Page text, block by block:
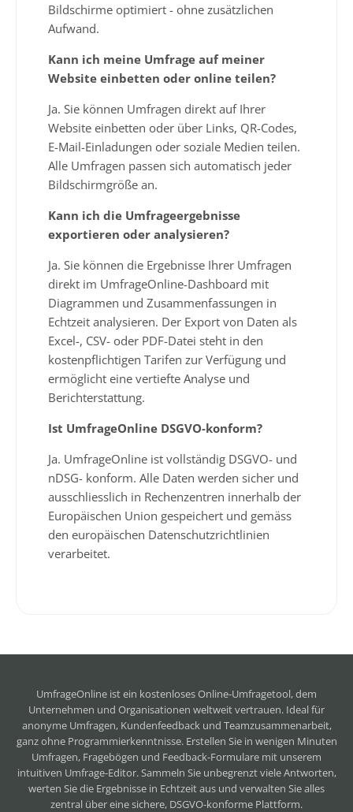
Bildschirme optimiert - ohne zusätzlichen
Aufwand.
Kann ich meine Umfrage auf meiner
Website einbetten oder online teilen?
Ja. Sie können Umfragen direkt auf Ihrer
Website einbetten oder über Links, QR-Codes,
E-Mail-Einladungen oder soziale Medien teilen.
Alle Umfragen passen sich automatisch jeder
Bildschirmgröße an.
Kann ich die Umfrageergebnisse
exportieren oder analysieren?
Ja. Sie können die Ergebnisse Ihrer Umfragen
direkt im UmfrageOnline-Dashboard mit
Diagrammen und Zusammenfassungen in
Echtzeit analysieren. Der Export von Daten als
Excel-, CSV- oder PDF-Datei steht in den
kostenpflichtigen Tarifen zur Verfügung und
ermöglicht eine vertiefte Analyse und
Berichterstattung.
Ist UmfrageOnline DSGVO-konform?
Ja. UmfrageOnline ist vollständig DSGVO- und
nDSG- konform. Alle Daten werden sicher und
ausschliesslich in Rechenzentren innerhalb der
Europäischen Union gespeichert und gemäss
den europäischen Datenschutzrichtlinien
verarbeitet.
UmfrageOnline ist ein kostenloses Online-Umfragetool, dem
Unternehmen und Organisationen weltweit vertrauen. Ideal für
anonyme Umfragen, Kundenfeedback und Teamzusammenarbeit,
ganz ohne Programmierkenntnisse. Erstellen Sie in wenigen Minuten
Umfragen, Fragebögen und Feedback-Formulare mit unserem
intuitiven Umfrage-Editor. Sammeln Sie unbegrenzt viele Antworten,
werten Sie die Ergebnisse in Echtzeit aus und verwalten Sie alles
zentral über eine sichere, DSGVO-konforme Plattform.